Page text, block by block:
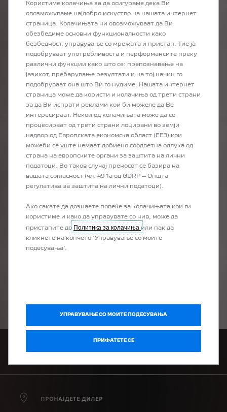
ORGANES DE FREINAGE
QUI S’USENT ?
1 /0
LES SIGNES D’USURE DU
SYSTÈME DE FREINAGE
1 /0
ПОБАРАЈТЕ ПОНУДА
ПРОНАЈДЕТЕ ДИЛЕР
Користиме колачиња за да осигураме дека Ви
овозможуваме најдобро искуство на нашата интернет
страница. Колачињата ни овозможуваат да Ви
обезбедиме основни функционалности како
безбедност, управување со мрежата и пристап. Тие ја
подобруваат употребливоста и перформансите преку
различни функции како што се: препознавање на
јазикот, пребарување резултати и на тој начин го
подобруваат она што Ви го нудиме. Нашата интернет
страница може да користи и колачиња од трети страни
за да Ви испрати реклами кои би можеле да Ве
интересираат. Некои од колачињата може да се
процесираат од трети страни лоцирани во земји
надвор од Европската економска област (ЕЕЗ) кои
можеби сѐ уште немаат добиено соодветна одлука од
страна на европските органи за заштита на лични
податоци. Во таков случај преносот се базира на
вашата согласност (чл. 49 1а од GDRP – Општа
регулатива за заштита на лични податоци).
Ако сакате да дознаете повеќе за колачињата кои ги
користиме и како да управувате со нив, може да
пристапите до Политика за колачиња или пак да
кликнете на копчето ‘Управување со моите
подесувања’.
УПРАВУВАЊЕ СО МОИТЕ ПОДЕСУВАЊА
ПРИФАТЕТЕ СÈ